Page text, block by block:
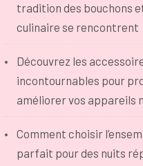
tradition des bouchons
culinaire se rencontrent
Découvrez les
incontournables pour
améliorer vos appareils
Comment choisir
parfait pour des nuits